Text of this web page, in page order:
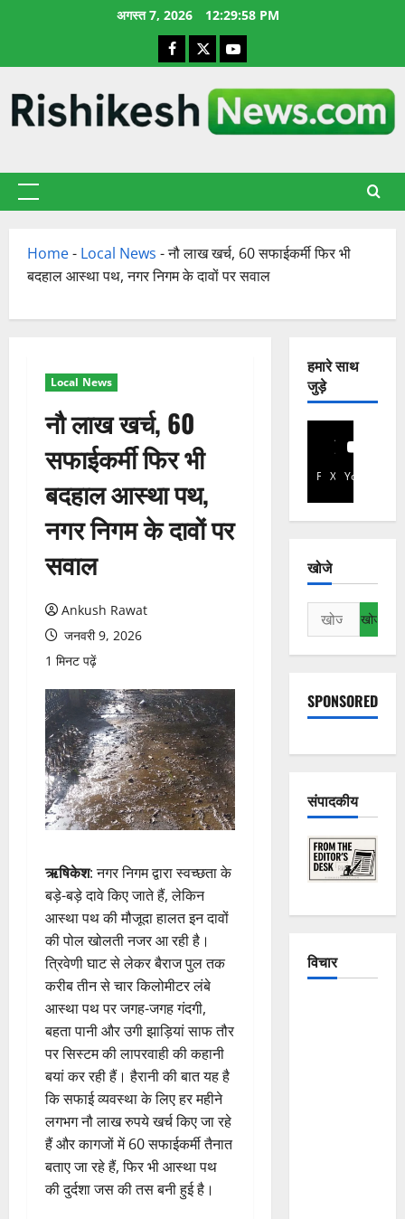
अगस्त 7, 2026 12:29:58 PM
Facebook
X YouTube
प्राथमिक
Home- Local News -नौ लाख खर्च, 60 सफाईकर्मी फिर भी
बदहाल आस्था पथ, नगर निगम के दावों पर सवाल
Local News
नौ लाख खर्च, 60
सफाईकर्मी फिर भी
बदहाल आस्था पथ,
नगर निगम के दावों पर
सवाल
Ankush Rawat
जनवरी 9, 2026
1 मिनट पढ़ें
ऋषिकेश: नगर निगम द्वारा स्वच्छता के
बड़े-बड़े दावे किए जाते हैं, लेकिन
आस्था पथ की मौजूदा हालत इन दावों
की पोल खोलती नजर आ रही है।
त्रिवेणी घाट से लेकर बैराज पुल तक
करीब तीन से चार किलोमीटर लंबे
आस्था पथ पर जगह-जगह गंदगी,
बहता पानी और उगी झाड़ियां साफ तौर
पर सिस्टम की लापरवाही की कहानी
बयां कर रही हैं। हैरानी की बात यह है
कि सफाई व्यवस्था के लिए हर महीने
लगभग नौ लाख रुपये खर्च किए जा रहे
हैं और कागजों में 60 सफाईकर्मी तैनात
बताए जा रहे हैं, फिर भी आस्था पथ
की दुर्दशा जस की तस बनी हुई है।
हमारे साथ
जुड़े
Facebook
X YouTube
खोजे
निम्न
को
खोजें:
SPONSORED
संपादकीय
विचार